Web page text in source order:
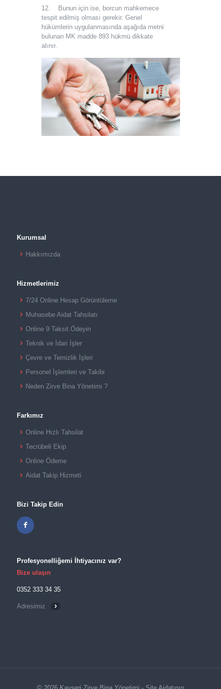
12. Bunun için ise, borcun mahkemece
tespit edilmiş olması gerekir. Genel
hükümlerin uygulanmasında aşağıda metni
bulunan MK madde 893 hükmü dikkate
alınır.
Kurumsal
Hakkımızda
Hizmetlerimiz
7/24 Online Hesap Görüntüleme
Muhasebe Aidat Tahsilatı
Online 9 Taksit Ödeyin
Teknik ve İdari İşler
Çevre ve Temizlik İşleri
Personel İşlemleri ve Takibi
Neden Zirve Bina Yönetimi ?
Farkımız
Online Hızlı Tahsilat
Tecrübeli Ekip
Online Ödeme
Aidat Takip Hizmeti
Bizi Takip Edin
Profesyonelliğemi İhtiyacınız var?
Bize ulaşın
0352 333 34 35
Adresimiz